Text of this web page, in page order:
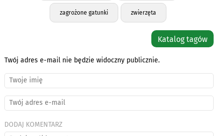
zagrożone gatunki zwierzęta
Katalog tagów
Twój adres e-mail nie będzie widoczny publicznie.
DODAJ KOMENTARZ